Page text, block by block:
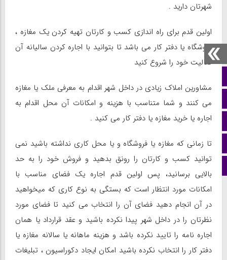
آپارات
اینستاگرام
شهرتان دارید .
اولین قدم برای راه اندازی کسب و کارتان تهیه کردن یک مغازه ،
فروشگاه یا دفتر کار می باشد تا بتوانید با اجاره کردن سالیانه آن
فعالیت خود را شروع کنید
مشاورین املاک زیادی در داخل شهر اقدام به معرفی ملک یا مغازه
می کنند و شما متناسب با هزینه و امکانات آن محل اقدام به
اجاره یا خرید مغازه یا دفتر کار می کنید .
تا زمانی که مغازه یا فروشگاه و یا محل کاری نداشته باشید نمی
توانید کسب و کارتان را رونق بدهید و فروش خود را به حد
بالایی برسانید، پس اولین قدم اجاره یک فضای مناسب با
امکانات مورد انتظار است که بستگی به نوع کاری که میخواهید
در آن انجام دهید فضای آن را انتخاب می کنید تا فضای مورد
نظرتان را در داخل شهر پیدا نکرده باشید و عقد قرارداد یا همان
اجاره نامه را تایید نکرده باشد و هزینه ماهانه یا سالانه مغازه یا
دفتر کار را انتخاب نکرده باشید امکان ایجاد دکوراسیون ، تبلیغات